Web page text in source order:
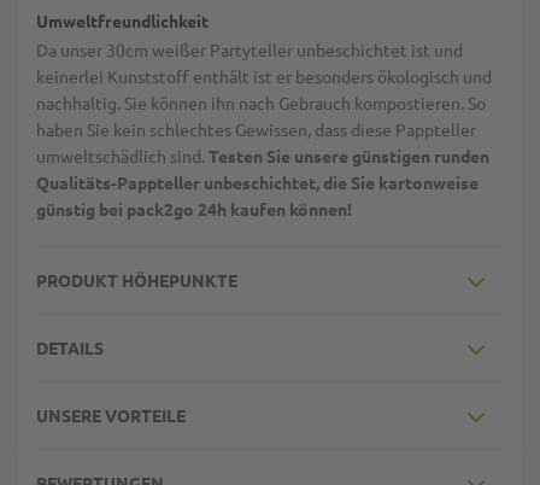
Umweltfreundlichkeit
Da unser 30cm weißer Partyteller unbeschichtet ist und
keinerlei Kunststoff enthält ist er besonders ökologisch und
nachhaltig. Sie können ihn nach Gebrauch kompostieren. So
haben Sie kein schlechtes Gewissen, dass diese Pappteller
umweltschädlich sind. Testen Sie unsere günstigen runden
Qualitäts-Pappteller unbeschichtet, die Sie kartonweise
günstig bei pack2go 24h kaufen können!
PRODUKT HÖHEPUNKTE
DETAILS
UNSERE VORTEILE